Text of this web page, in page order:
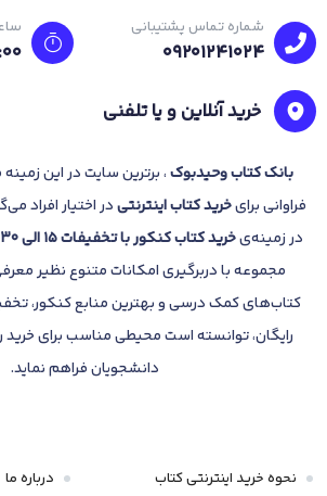
شماره تماس پشتیبانی
09201241024
8:00
خرید آنلاین و یا تلفنی
بانککتاب وحیدبوک، برترین سایت در این
فراوانی برایخرید کتاباینترنتیدر اختیار افراد
در زمینه‌یخرید کتاب کنکور با تخفیفات 15 الی 30 درصدی
مجموعه با دربرگیری امکانات متنوع نظیر
کتاب‌های کمک درسی و بهترین منابع کنکور،
رایگان، توانسته است محیطی مناسب برای خرید
دانشجویان فراهم نماید.
نحوه خرید اینترنتی کتاب درباره ما